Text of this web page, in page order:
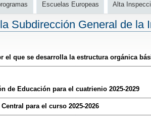
Escuelas Europeas Alta
Subdirección General de la
el que se desarrolla la estructura orgánica
de Educación para el cuatrienio 2025-2029
para el curso 2025-2026